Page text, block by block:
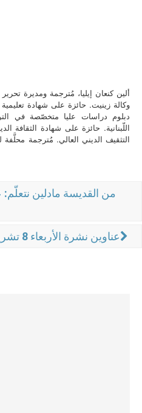
ألين كنعان إيليا، مُترجمة ومديرة
وكالة زينيت. حائزة على شهادة
دبلوم دراسات عليا متخصّصة في
اللّبنانية. حائزة على شهادة الثقافة
التثقيف الديني العالي. مُترجمة
من القديسة مادلين نتعلّم:
عناوين نشرة الأربعاء 8 تشرين الثاني 2023: فرح الإيمان